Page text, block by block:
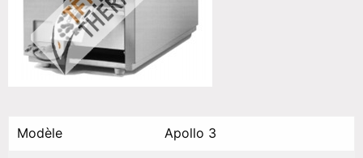
Modèle Apollo 3